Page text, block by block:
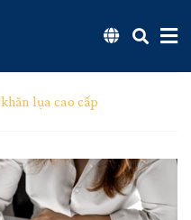
khăn lụa cao cấp